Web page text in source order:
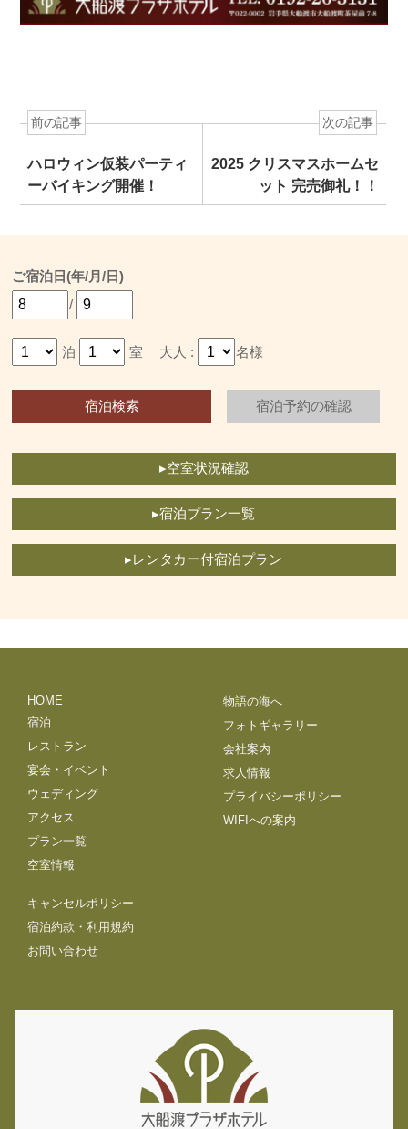
前の記事
ハロウィン仮装パーティ
ーバイキング開催！
次の記事
2025 クリスマスホームセ
ット 完売御礼！！
ご宿泊日(年/月/日)
/
泊 室 大人 : 名様
▸空室状況確認
▸宿泊プラン一覧
▸レンタカー付宿泊プラン
HOME
宿泊
レストラン
宴会・イベント
ウェディング
アクセス
プラン一覧
空室情報
物語の海へ
フォトギャラリー
会社案内
求人情報
プライバシーポリシー
WIFIへの案内
キャンセルポリシー
宿泊約款・利用規約
お問い合わせ